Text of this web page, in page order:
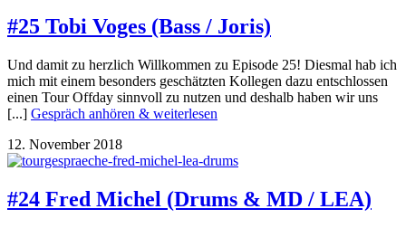
#25 Tobi Voges (Bass / Joris)
Und damit zu herzlich Willkommen zu Episode 25! Diesmal hab ich
mich mit einem besonders geschätzten Kollegen dazu entschlossen
einen Tour Offday sinnvoll zu nutzen und deshalb haben wir uns
[...] Gespräch anhören & weiterlesen
12. November 2018
#24 Fred Michel (Drums & MD / LEA)